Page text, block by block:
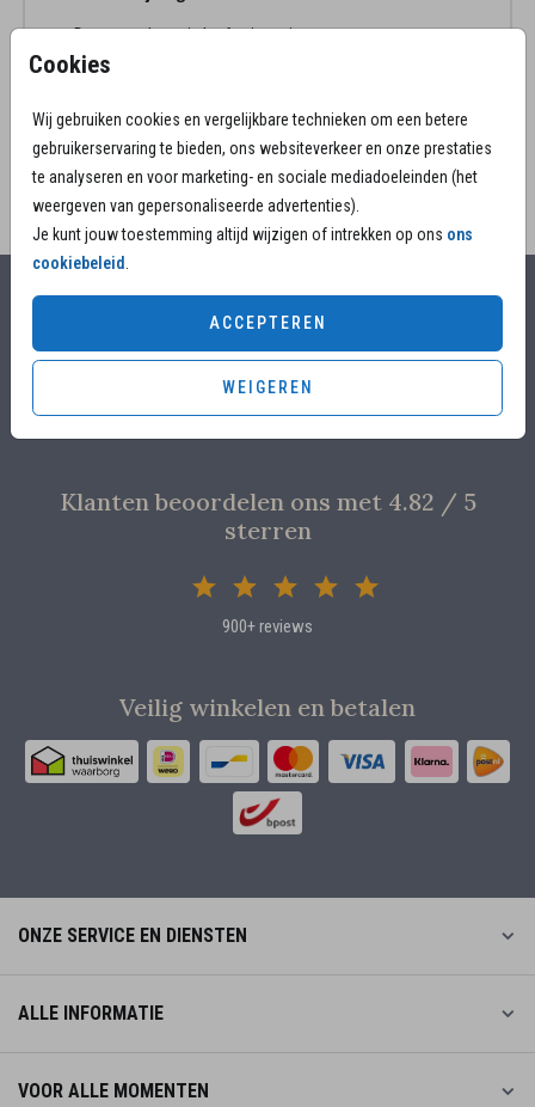
Cookies
Wij gebruiken cookies en vergelijkbare technieken om een betere
gebruikerservaring te bieden, ons websiteverkeer en onze prestaties
te analyseren en voor marketing- en sociale mediadoeleinden (het
weergeven van gepersonaliseerde advertenties).
Je kunt jouw toestemming altijd wijzigen of intrekken op ons ons
cookiebeleid
ACCEPTEREN
WEIGEREN
Deze rouwkaart in herfsttinten is ontworpen voor
iemand die echt van bloemen en warmte hield.
Alles voor jouw moment
Overleg met designers van de ontwerpstudio
Proefdruk voor €4,95
Klanten beoordelen ons met 4.82 / 5
sterren
900+ reviews
Veilig winkelen en betalen
ONZE SERVICE EN DIENSTEN
ALLE INFORMATIE
VOOR ALLE MOMENTEN